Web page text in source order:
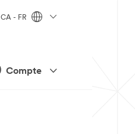
Compte
CA - FR